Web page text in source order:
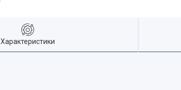
Характеристики